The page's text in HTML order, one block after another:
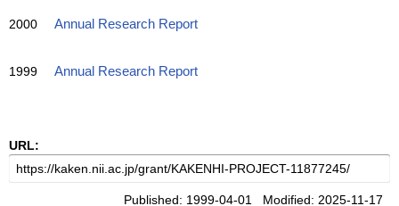
2000 Annual Research Report
1999 Annual Research Report
URL:
Published: 1999-04-01 Modified: 2025-11-17